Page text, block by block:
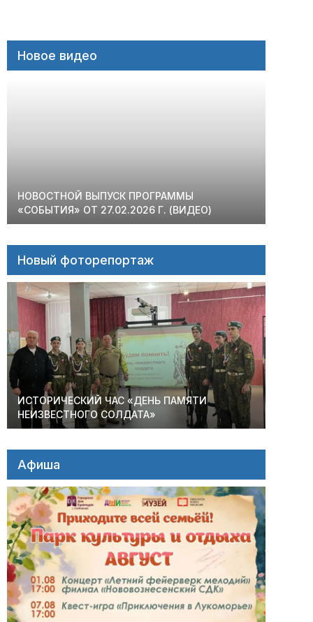
Новое видео
НОВОСТНОЙ ВЫПУСК ПРОГРАММЫ
«СОБЫТИЯ» ОТ 27.02.2026 Г. (ВИДЕО)
Новый фоторепортаж
ИСТОРИЧЕСКИЙ ЧАС «ДЕНЬ ПАМЯТИ
НЕИЗВЕСТНОГО СОЛДАТА»
Афиша